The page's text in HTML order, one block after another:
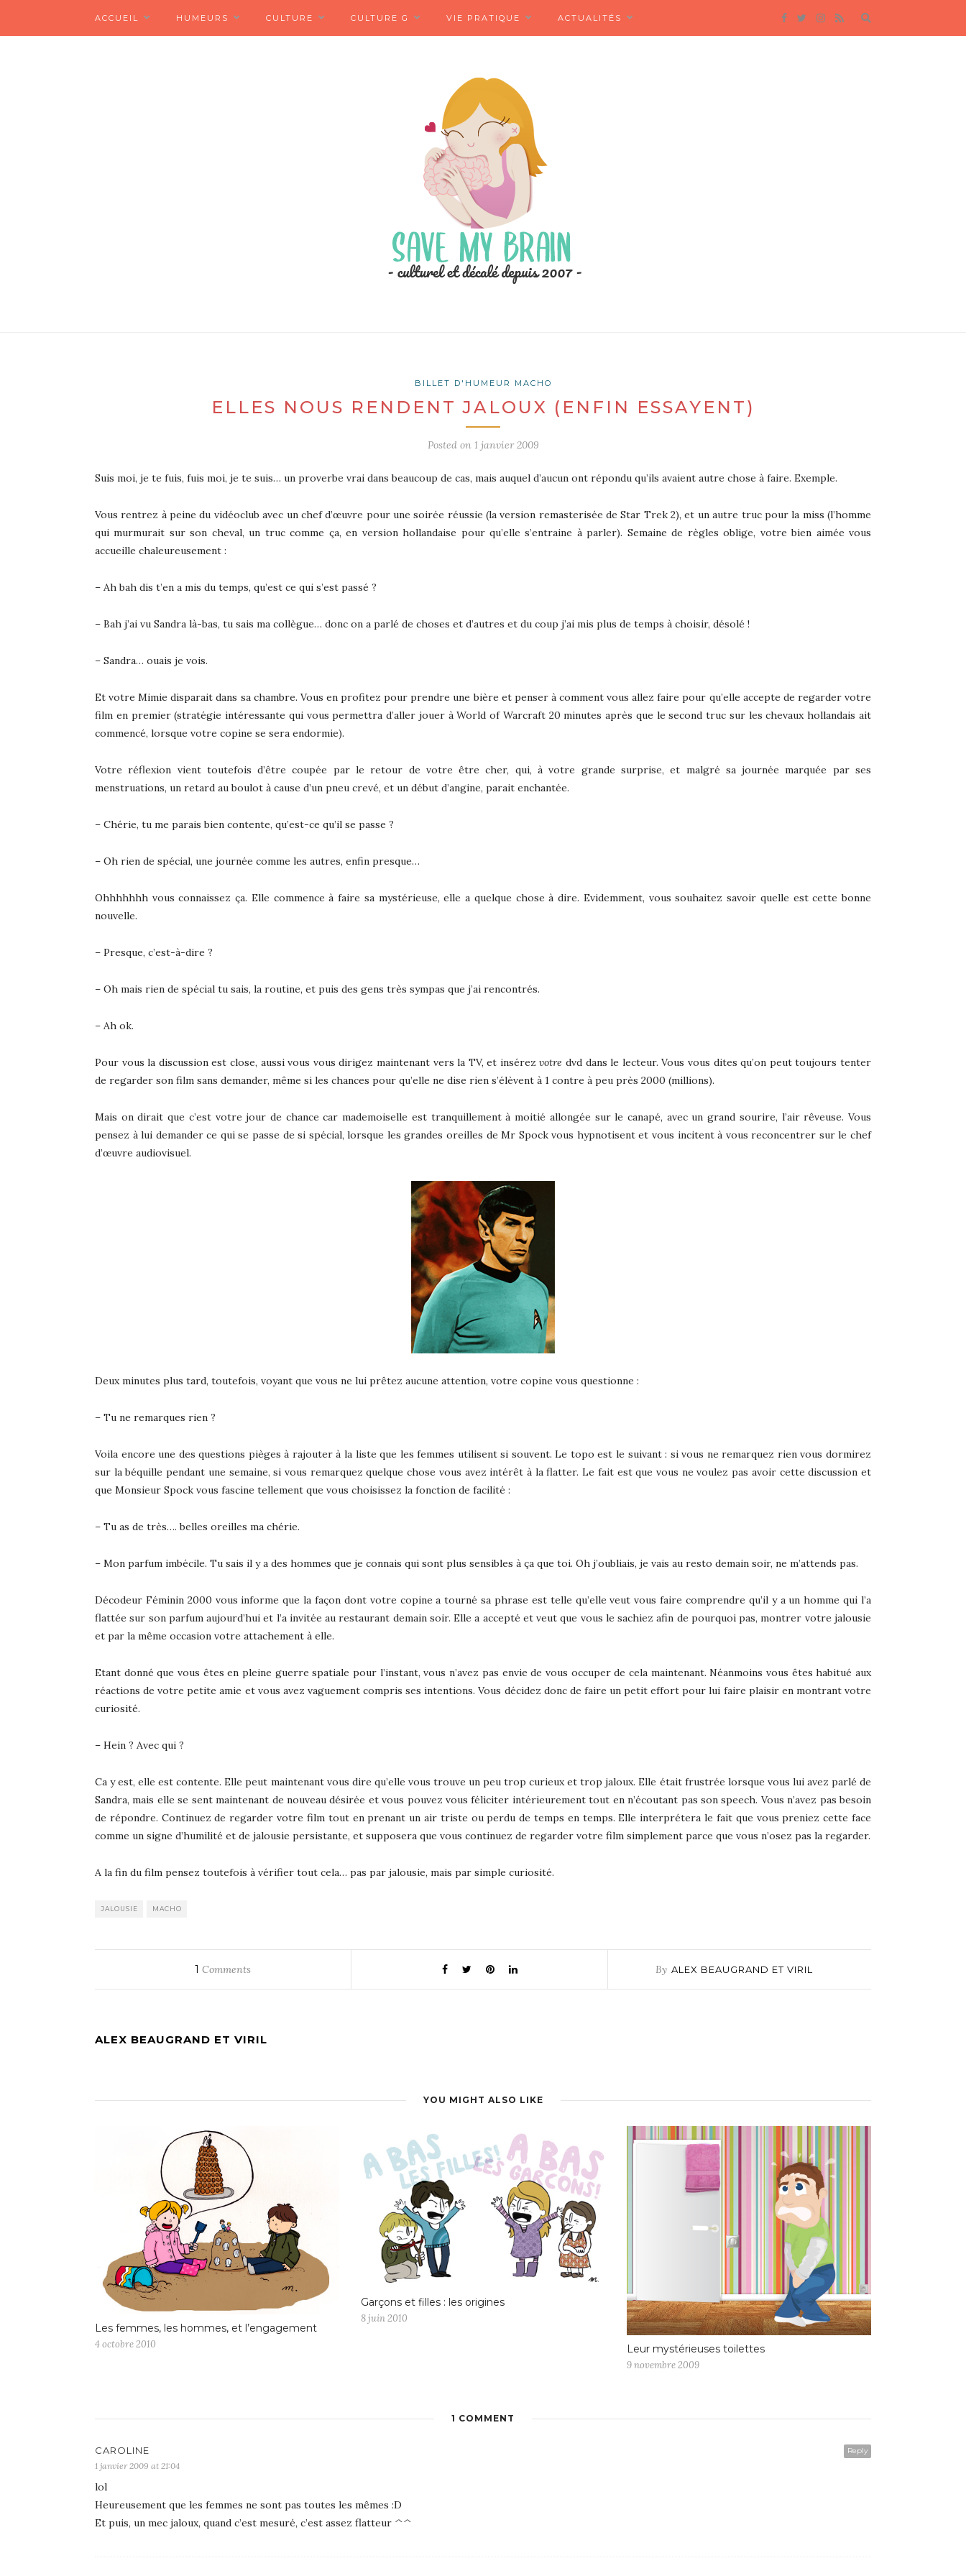
ACCUEIL HUMEURS CULTURE CULTURE G VIE PRATIQUE ACTUALITÉS
BILLET D'HUMEUR MACHO
ELLES NOUS RENDENT JALOUX (ENFIN ESSAYENT)
Posted on 1 janvier 2009
Suis moi, je te fuis, fuis moi, je te suis… un proverbe vrai dans beaucoup de cas, mais auquel d’aucun ont répondu qu’ils avaient autre chose à faire. Exemple.
Vous rentrez à peine du vidéoclub avec un chef d’œuvre pour une soirée réussie (la version remasterisée de Star Trek 2), et un autre truc pour la miss (l’homme
qui murmurait sur son cheval, un truc comme ça, en version hollandaise pour qu’elle s’entraine à parler). Semaine de règles oblige, votre bien aimée vous
accueille chaleureusement :
– Ah bah dis t’en a mis du temps, qu’est ce qui s’est passé ?
– Bah j’ai vu Sandra là-bas, tu sais ma collègue… donc on a parlé de choses et d’autres et du coup j’ai mis plus de temps à choisir, désolé !
– Sandra… ouais je vois.
Et votre Mimie disparait dans sa chambre. Vous en profitez pour prendre une bière et penser à comment vous allez faire pour qu’elle accepte de regarder votre
film en premier (stratégie intéressante qui vous permettra d’aller jouer à World of Warcraft 20 minutes après que le second truc sur les chevaux hollandais ait
commencé, lorsque votre copine se sera endormie).
Votre réflexion vient toutefois d’être coupée par le retour de votre être cher, qui, à votre grande surprise, et malgré sa journée marquée par ses
menstruations, un retard au boulot à cause d’un pneu crevé, et un début d’angine, parait enchantée.
– Chérie, tu me parais bien contente, qu’est-ce qu’il se passe ?
– Oh rien de spécial, une journée comme les autres, enfin presque…
Ohhhhhhh vous connaissez ça. Elle commence à faire sa mystérieuse, elle a quelque chose à dire. Evidemment, vous souhaitez savoir quelle est cette bonne
nouvelle.
– Presque, c’est-à-dire ?
– Oh mais rien de spécial tu sais, la routine, et puis des gens très sympas que j’ai rencontrés.
– Ah ok.
Pour vous la discussion est close, aussi vous vous dirigez maintenant vers la TV, et insérezvotredvd dans le lecteur. Vous vous dites qu’on peut toujours tenter
de regarder son film sans demander, même si les chances pour qu’elle ne dise rien s’élèvent à 1 contre à peu près 2000 (millions).
Mais on dirait que c’est votre jour de chance car mademoiselle est tranquillement à moitié allongée sur le canapé, avec un grand sourire, l’air rêveuse. Vous
pensez à lui demander ce qui se passe de si spécial, lorsque les grandes oreilles de Mr Spock vous hypnotisent et vous incitent à vous reconcentrer sur le chef
d’œuvre audiovisuel.
Deux minutes plus tard, toutefois, voyant que vous ne lui prêtez aucune attention, votre copine vous questionne :
– Tu ne remarques rien ?
Voila encore une des questions pièges à rajouter à la liste que les femmes utilisent si souvent. Le topo est le suivant : si vous ne remarquez rien vous dormirez
sur la béquille pendant une semaine, si vous remarquez quelque chose vous avez intérêt à la flatter. Le fait est que vous ne voulez pas avoir cette discussion et
que Monsieur Spock vous fascine tellement que vous choisissez la fonction de facilité :
– Tu as de très…. belles oreilles ma chérie.
– Mon parfum imbécile. Tu sais il y a des hommes que je connais qui sont plus sensibles à ça que toi. Oh j’oubliais, je vais au resto demain soir, ne m’attends pas.
Décodeur Féminin 2000 vous informe que la façon dont votre copine a tourné sa phrase est telle qu’elle veut vous faire comprendre qu’il y a un homme qui l’a
flattée sur son parfum aujourd’hui et l’a invitée au restaurant demain soir. Elle a accepté et veut que vous le sachiez afin de pourquoi pas, montrer votre jalousie
et par la même occasion votre attachement à elle.
Etant donné que vous êtes en pleine guerre spatiale pour l’instant, vous n’avez pas envie de vous occuper de cela maintenant. Néanmoins vous êtes habitué aux
réactions de votre petite amie et vous avez vaguement compris ses intentions. Vous décidez donc de faire un petit effort pour lui faire plaisir en montrant votre
curiosité.
– Hein ? Avec qui ?
Ca y est, elle est contente. Elle peut maintenant vous dire qu’elle vous trouve un peu trop curieux et trop jaloux. Elle était frustrée lorsque vous lui avez parlé de
Sandra, mais elle se sent maintenant de nouveau désirée et vous pouvez vous féliciter intérieurement tout en n’écoutant pas son speech. Vous n’avez pas besoin
de répondre. Continuez de regarder votre film tout en prenant un air triste ou perdu de temps en temps. Elle interprétera le fait que vous preniez cette face
comme un signe d’humilité et de jalousie persistante, et supposera que vous continuez de regarder votre film simplement parce que vous n’osez pas la regarder.
A la fin du film pensez toutefois à vérifier tout cela… pas par jalousie, mais par simple curiosité.
JALOUSIE MACHO
1 Comments By ALEX BEAUGRAND ET VIRIL
ALEX BEAUGRAND ET VIRIL
YOU MIGHT ALSO LIKE
Les femmes, les hommes, et l’engagement
4 octobre 2010
Garçons et filles : les origines
8 juin 2010
Leur mystérieuses toilettes
9 novembre 2009
1 COMMENT
Reply
CAROLINE
1 janvier 2009 at 21:04
lol
Heureusement que les femmes ne sont pas toutes les mêmes :D
Et puis, un mec jaloux, quand c’est mesuré, c’est assez flatteur ^^